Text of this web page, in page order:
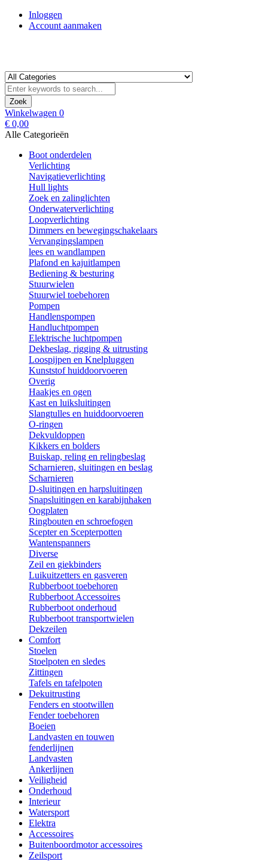
Inloggen
Account aanmaken
Zoek
Winkelwagen 0
€ 0,00
Alle Categorieën
Boot onderdelen
Verlichting
Navigatieverlichting
Hull lights
Zoek en zalinglichten
Onderwaterverlichting
Loopverlichting
Dimmers en bewegingschakelaars
Vervangingslampen
lees en wandlampen
Plafond en kajuitlampen
Bediening & besturing
Stuurwielen
Stuurwiel toebehoren
Pompen
Handlenspompen
Handluchtpompen
Elektrische luchtpompen
Dekbeslag, rigging & uitrusting
Loospijpen en Knelpluggen
Kunststof huiddoorvoeren
Overig
Haakjes en ogen
Kast en luiksluitingen
Slangtulles en huiddoorvoeren
O-ringen
Dekvuldoppen
Kikkers en bolders
Buiskap, reling en relingbeslag
Scharnieren, sluitingen en beslag
Scharnieren
D-sluitingen en harpsluitingen
Snapsluitingen en karabijnhaken
Oogplaten
Ringbouten en schroefogen
Scepter en Scepterpotten
Wantenspanners
Diverse
Zeil en giekbinders
Luikuitzetters en gasveren
Rubberboot toebehoren
Rubberboot Accessoires
Rubberboot onderhoud
Rubberboot transportwielen
Dekzeilen
Comfort
Stoelen
Stoelpoten en sledes
Zittingen
Tafels en tafelpoten
Dekuitrusting
Fenders en stootwillen
Fender toebehoren
Boeien
Landvasten en touwen
fenderlijnen
Landvasten
Ankerlijnen
Veiligheid
Onderhoud
Interieur
Watersport
Elektra
Accessoires
Buitenboordmotor accessoires
Zeilsport